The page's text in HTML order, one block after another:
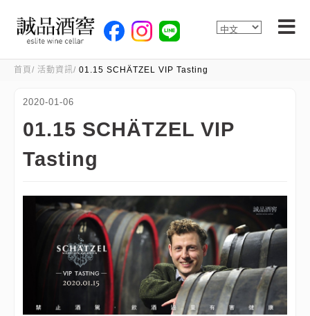
首頁 活動資訊 01.15 SCHÄTZEL VIP Tasting
2020-01-06
01.15 SCHÄTZEL VIP
Tasting